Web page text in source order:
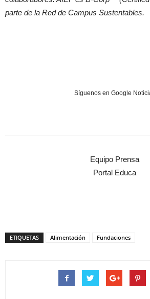
parte de la Red de Campus Sustentables.
Síguenos en Google
Equipo Prensa
Portal Educa
ETIQUETAS Alimentación Fundaciones